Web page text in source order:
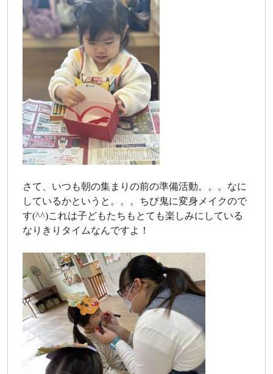
さて、いつも朝の集まりの前の準備活動。。。なに
しているかというと。。。ちび鬼に変身メイクので
す(^^)これは子どもたちもとても楽しみにしている
なりきりタイムなんですよ！